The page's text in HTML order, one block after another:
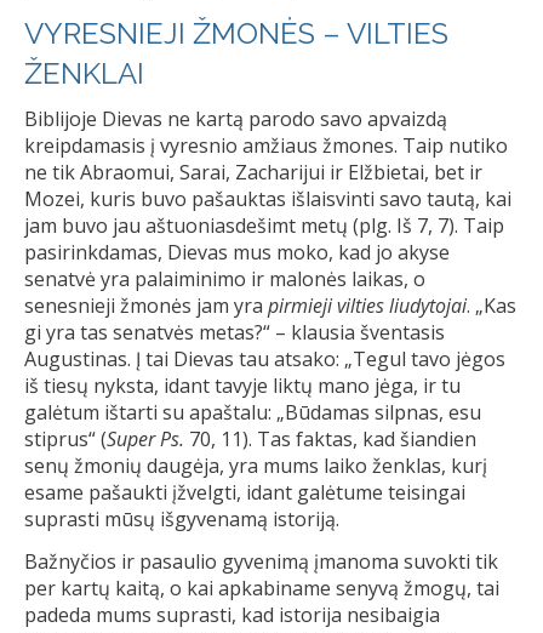
VYRESNIEJI ŽMONĖS – VILTIES
ŽENKLAI
Biblijoje Dievas ne kartą parodo savo apvaizdą
kreipdamasis į vyresnio amžiaus žmones. Taip nutiko
ne tik Abraomui, Sarai, Zacharijui ir Elžbietai, bet ir
Mozei, kuris buvo pašauktas išlaisvinti savo tautą, kai
jam buvo jau aštuoniasdešimt metų (plg. Iš 7, 7). Taip
pasirinkdamas, Dievas mus moko, kad jo akyse
senatvė yra palaiminimo ir malonės laikas, o
senesnieji žmonės jam yra pirmieji vilties liudytojai. „Kas
gi yra tas senatvės metas?“ – klausia šventasis
Augustinas. Į tai Dievas tau atsako: „Tegul tavo jėgos
iš tiesų nyksta, idant tavyje liktų mano jėga, ir tu
galėtum ištarti su apaštalu: „Būdamas silpnas, esu
stiprus“ (Super Ps. 70, 11). Tas faktas, kad šiandien
senų žmonių daugėja, yra mums laiko ženklas, kurį
esame pašaukti įžvelgti, idant galėtume teisingai
suprasti mūsų išgyvenamą istoriją.
Bažnyčios ir pasaulio gyvenimą įmanoma suvokti tik
per kartų kaitą, o kai apkabiname senyvą žmogų, tai
padeda mums suprasti, kad istorija nesibaigia